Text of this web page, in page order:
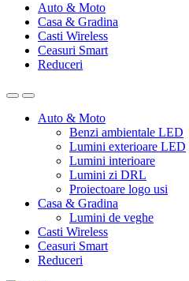
Auto & Moto
Casa & Gradina
Casti Wireless
Ceasuri Smart
Reduceri
Auto & Moto
Benzi ambientale LED
Lumini exterioare LED
Lumini interioare
Lumini zi DRL
Proiectoare logo usi
Casa & Gradina
Lumini de veghe
Casti Wireless
Ceasuri Smart
Reduceri